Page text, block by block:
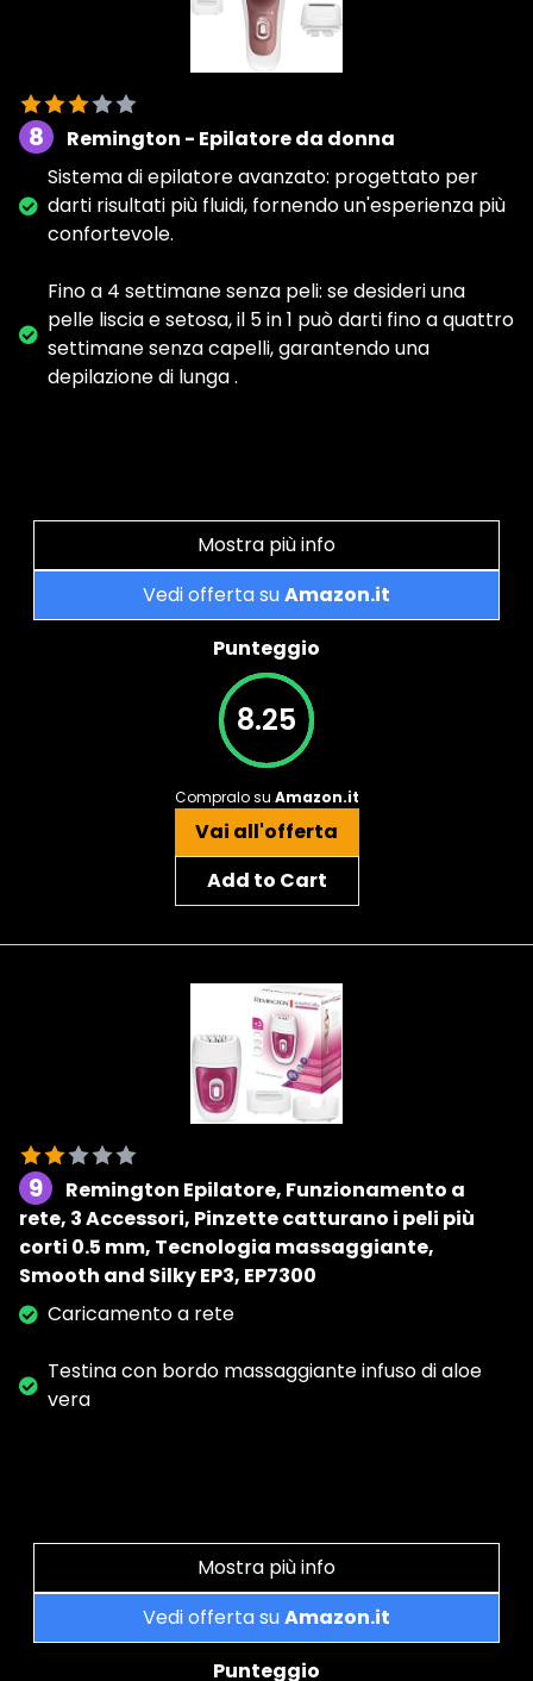
8
Remington - Epilatore da donna
Sistema di epilatore avanzato: progettato per
darti risultati più fluidi, fornendo un'esperienza più
confortevole.
Fino a 4 settimane senza peli: se desideri una
pelle liscia e setosa, il 5 in 1 può darti fino a quattro
settimane senza capelli, garantendo una
depilazione di lunga .
Mostra più info
Vedi offerta suAmazon.it
Punteggio
8.25
Compralo su Amazon.it
Vai all'offerta
Add to Cart
9
Remington Epilatore, Funzionamento a
rete, 3 Accessori, Pinzette catturano i peli più
corti 0.5 mm, Tecnologia massaggiante,
Smooth and Silky EP3, EP7300
Caricamento a rete
Testina con bordo massaggiante infuso di aloe
vera
Mostra più info
Vedi offerta suAmazon.it
Punteggio